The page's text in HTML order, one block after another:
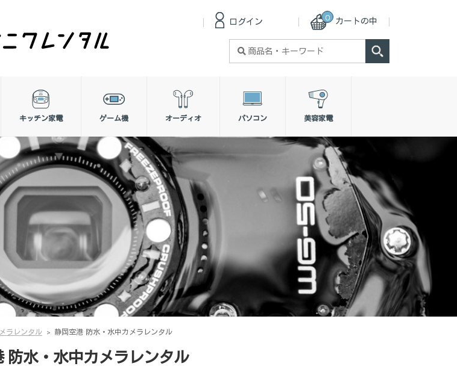
カートの中
0
ログイン
キッチン家電 ゲーム機 オーディオ パソコン 美容家電
ラレンタル 静岡空港 防水・水中カメラレンタル
防水・水中カメラレンタル